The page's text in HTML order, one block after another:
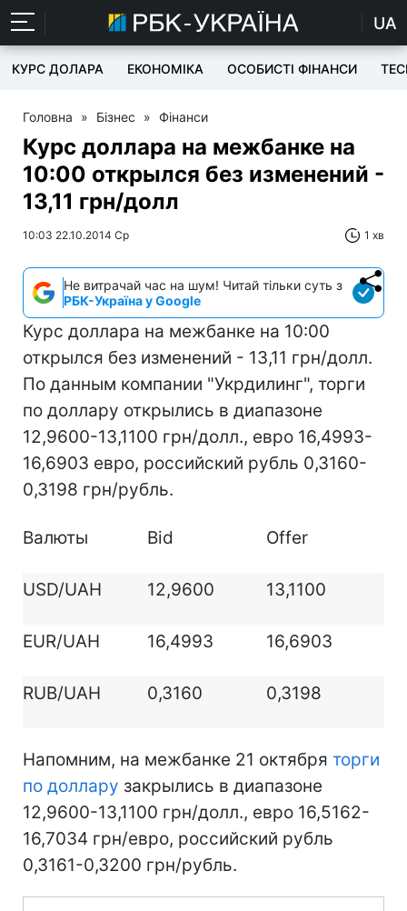
UA
КУРС ДОЛАРА ЕКОНОМІКА ОСОБИСТІ ФІНАНСИ
Головна » Бізнес » Фінанси
Курс доллара на межбанке на
10:00 открылся без изменений -
13,11 грн/долл
10:03 22.10.2014 Ср 1 хв
Не витрачай час на шум! Читай тільки суть з
РБК-Україна у Google
Курс доллара на межбанке на 10:00
открылся без изменений - 13,11 грн/долл.
По данным компании "Укрдилинг", торги
по доллару открылись в диапазоне
12,9600-13,1100 грн/долл., евро 16,4993-
16,6903 евро, российский рубль 0,3160-
0,3198 грн/рубль.
Валюты Bid Offer
USD/UAH 12,9600 13,1100
EUR/UAH 16,4993 16,6903
RUB/UAH 0,3160 0,3198
Напомним, на межбанке 21 октября торги
по доллару закрылись в диапазоне
12,9600-13,1100 грн/долл., евро 16,5162-
16,7034 грн/евро, российский рубль
0,3161-0,3200 грн/рубль.